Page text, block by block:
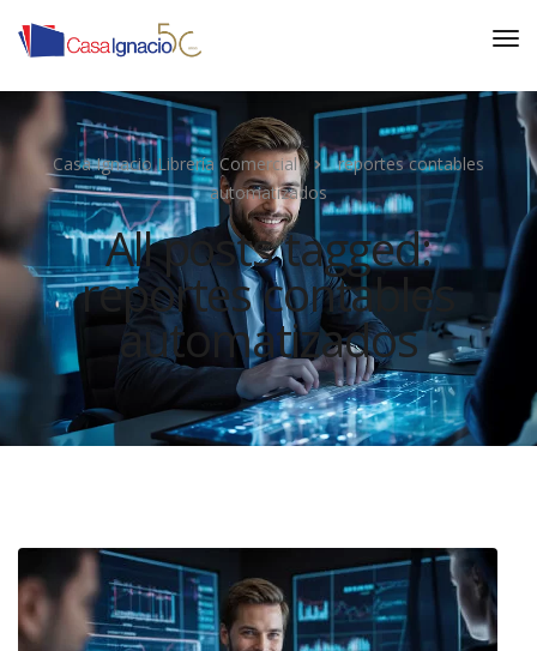
Casa Ignacio Librería Comercial
reportes contables
automatizados
All posts tagged:
reportes contables
automatizados